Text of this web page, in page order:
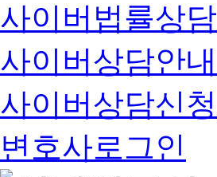
사이버법률상담
사이버상담안내
사이버상담신청
변호사로그인